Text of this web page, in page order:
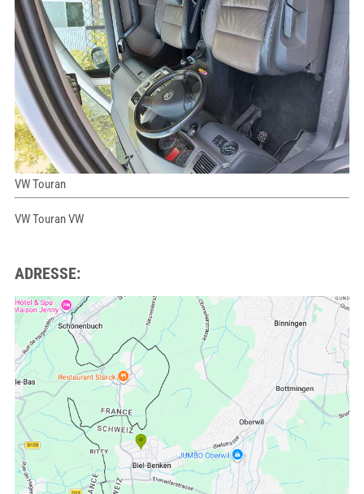
VW Touran
VW Touran VW
ADRESSE: